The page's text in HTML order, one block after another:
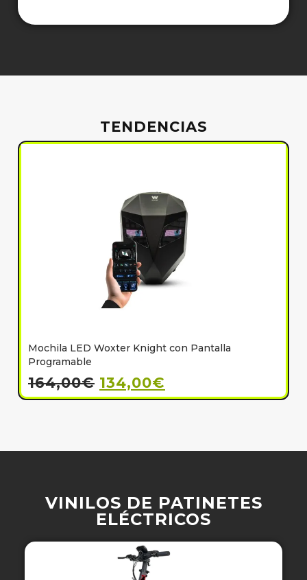
TENDENCIAS
Mochila LED Woxter Knight con Pantalla
Programable
164,00€ 134,00€
VINILOS DE PATINETES
ELÉCTRICOS